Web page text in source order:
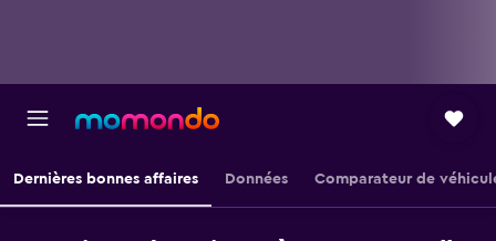
Dernières bonnes affaires Données Comparateur de